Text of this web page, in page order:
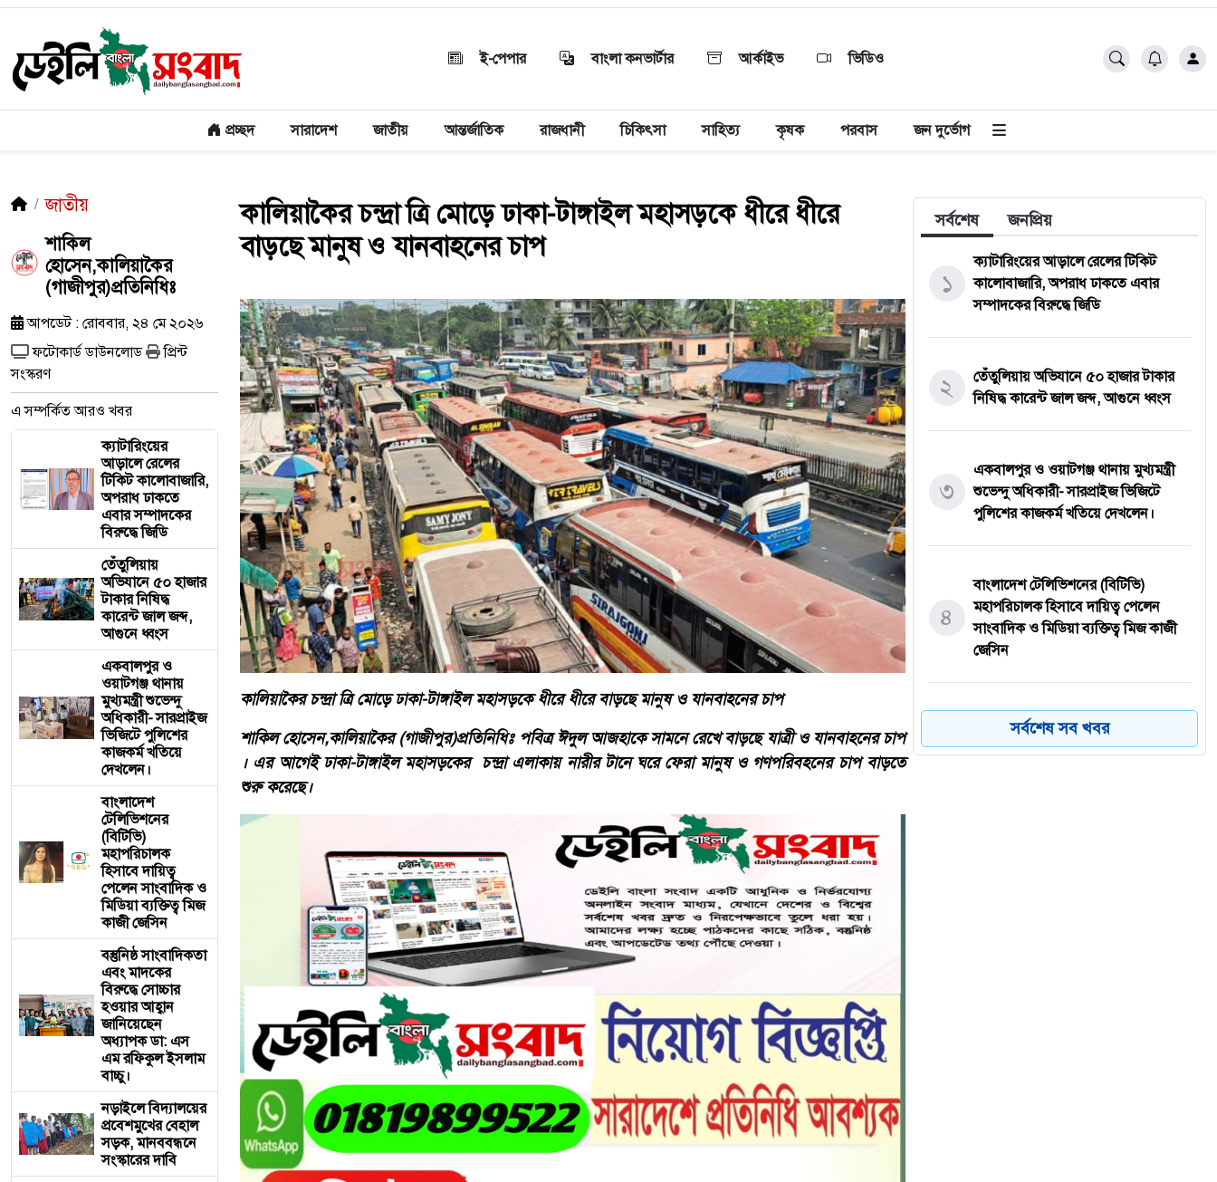
ই-পেপার বাংলা কনভার্টার আর্কাইভ ভিডিও
প্রচ্ছদ সারাদেশ জাতীয় আন্তর্জাতিক রাজধানী চিকিৎসা সাহিত্য কৃষক পরবাস জন দুর্ভোগ
জাতীয়
শাকিল
হোসেন,কালিয়াকৈর
(গাজীপুর)প্রতিনিধিঃ
আপডেট : রোববার, ২৪ মে ২০২৬
ফটোকার্ড ডাউনলোড
প্রিন্ট
সংস্করণ
এ সম্পর্কিত আরও খবর
ক্যাটারিংয়ের
আড়ালে রেলের
টিকিট কালোবাজারি,
অপরাধ ঢাকতে
এবার সম্পাদকের
বিরুদ্ধে জিডি
তেঁতুলিয়ায়
অভিযানে ৫০ হাজার
টাকার নিষিদ্ধ
কারেন্ট জাল জব্দ,
আগুনে ধ্বংস
একবালপুর ও
ওয়াটগঞ্জ থানায়
মুখ্যমন্ত্রী শুভেন্দু
অধিকারী- সারপ্রাইজ
ভিজিটে পুলিশের
কাজকর্ম খতিয়ে
দেখলেন।
বাংলাদেশ
টেলিভিশনের
(বিটিভি)
মহাপরিচালক
হিসাবে দায়িত্ব
পেলেন সাংবাদিক ও
মিডিয়া ব্যক্তিত্ব মিজ
কাজী জেসিন
বস্তুনিষ্ঠ সাংবাদিকতা
এবং মাদকের
বিরুদ্ধে সোচ্চার
হওয়ার আহ্বান
জানিয়েছেন
অধ্যাপক ডা: এস
এম রফিকুল ইসলাম
বাচ্চু।
নড়াইলে বিদ্যালয়ের
প্রবেশমুখের বেহাল
সড়ক, মানববন্ধনে
সংস্কারের দাবি
কালিয়াকৈর চন্দ্রা ত্রি মোড়ে ঢাকা-টাঙ্গাইল মহাসড়কে ধীরে ধীরে
বাড়ছে মানুষ ও যানবাহনের চাপ
কালিয়াকৈর চন্দ্রা ত্রি মোড়ে ঢাকা-টাঙ্গাইল মহাসড়কে ধীরে ধীরে বাড়ছে মানুষ ও যানবাহনের চাপ
শাকিল হোসেন,কালিয়াকৈর (গাজীপুর)প্রতিনিধিঃ পবিত্র ঈদুল আজহাকে সামনে রেখে বাড়ছে যাত্রী ও যানবাহনের চাপ
। এর আগেই ঢাকা-টাঙ্গাইল মহাসড়কের চন্দ্রা এলাকায় নারীর টানে ঘরে ফেরা মানুষ ও গণপরিবহনের চাপ বাড়তে
শুরু করেছে।
সর্বশেষ জনপ্রিয়
১
ক্যাটারিংয়ের আড়ালে রেলের টিকিট
কালোবাজারি, অপরাধ ঢাকতে এবার
সম্পাদকের বিরুদ্ধে জিডি
২
তেঁতুলিয়ায় অভিযানে ৫০ হাজার টাকার
নিষিদ্ধ কারেন্ট জাল জব্দ, আগুনে ধ্বংস
৩
একবালপুর ও ওয়াটগঞ্জ থানায় মুখ্যমন্ত্রী
শুভেন্দু অধিকারী- সারপ্রাইজ ভিজিটে
পুলিশের কাজকর্ম খতিয়ে দেখলেন।
৪
বাংলাদেশ টেলিভিশনের (বিটিভি)
মহাপরিচালক হিসাবে দায়িত্ব পেলেন
সাংবাদিক ও মিডিয়া ব্যক্তিত্ব মিজ কাজী
জেসিন
৫
বস্তুনিষ্ঠ সাংবাদিকতা এবং মাদকের
বিরুদ্ধে সোচ্চার হওয়ার আহ্বান
সর্বশেষ সব খবর